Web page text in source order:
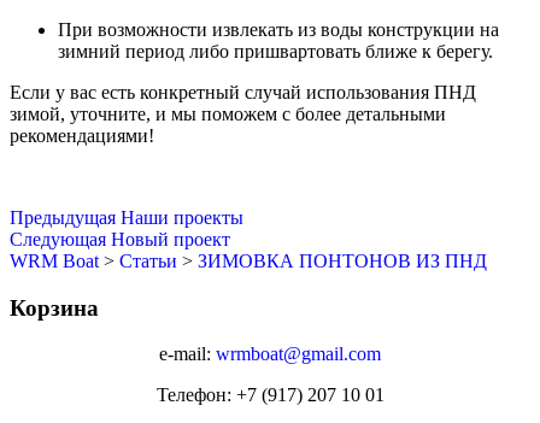
При возможности извлекать из воды конструкции на
зимний период либо пришвартовать ближе к берегу.
Если у вас есть конкретный случай использования ПНД
зимой, уточните, и мы поможем с более детальными
рекомендациями!
Навигация
по
Предыдущая
запись
Предыдущая Наши проекты
Следующая
запись
Следующая Новый проект
WRM Boat > Статьи > ЗИМОВКА ПОНТОНОВ ИЗ ПНД
Корзина
e-mail: wrmboat@gmail.com
Телефон: +7 (917) 207 10 01